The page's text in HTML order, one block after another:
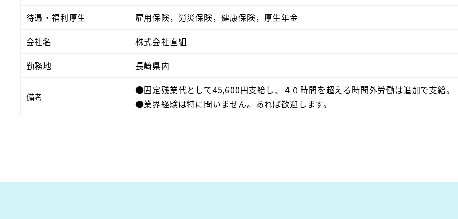
待遇・福利厚生
雇用保険，労災保険，健康保険，厚生年金
会社名
株式会社直組
勤務地
長崎県内
備考
●固定残業代として45,600円支給し、４０時間を超える時間外労働は追加で支給。
●業界経験は特に問いません。あれば歓迎します。